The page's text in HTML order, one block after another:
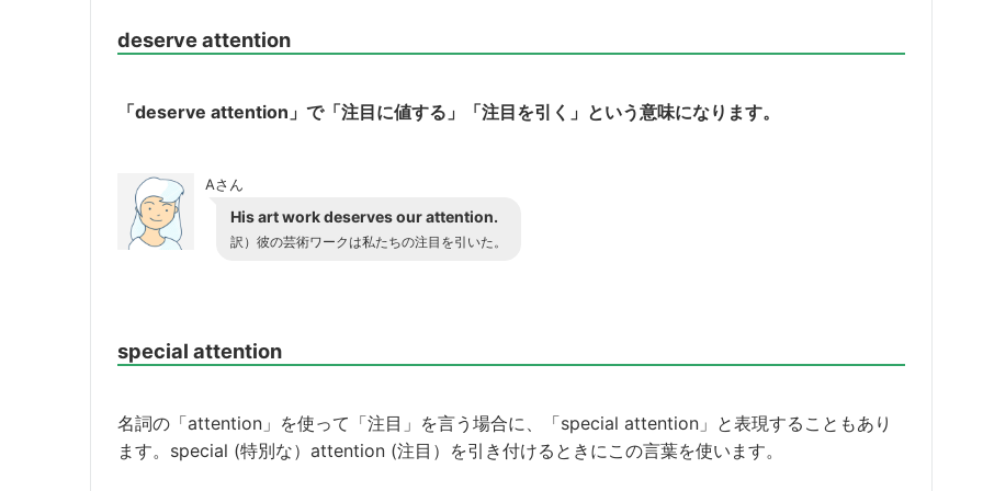
deserve attention
「deserve attention」で「注目に値する」「注目を引く」という意味になります。
Aさん
His art work deserves our attention.
訳）彼の芸術ワークは私たちの注目を引いた。
special attention
名詞の「attention」を使って「注目」を言う場合に、「special attention」と表現することもあり
ます。special (特別な）attention (注目）を引き付けるときにこの言葉を使います。